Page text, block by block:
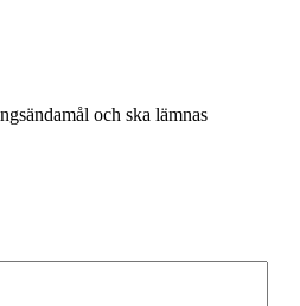
och ska lämnas